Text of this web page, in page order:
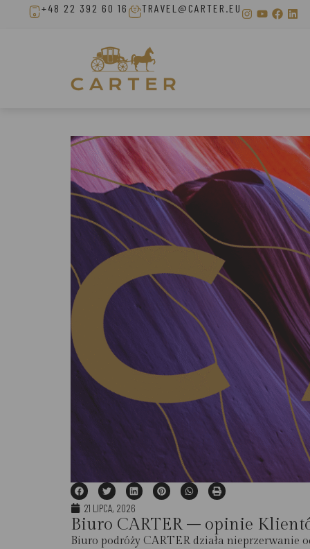
+48 22 392 60 16 TRAVEL@CARTER.EU
21 LIPCA, 2026
Biuro CARTER – opinie
Biuro podróży CARTER działa nieprzerwanie